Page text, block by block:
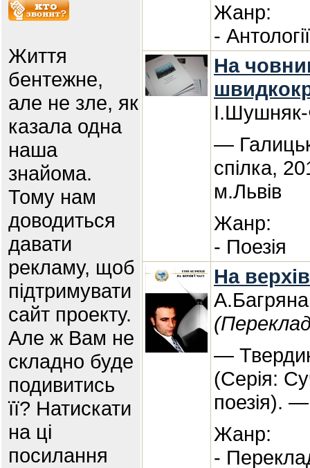
Життя
бентежне,
але не зле, як
казала одна
наша
знайома.
Тому нам
доводиться
давати
рекламу, щоб
підтримувати
сайт проекту.
Але ж Вам не
складно буде
подивитись
її? Натискати
на ці
посилання
Жанр:
-
На
—
спілка,
м.Львів
Жанр:
- Поезія
На
—
(Серія:
поезія).
Жанр:
-